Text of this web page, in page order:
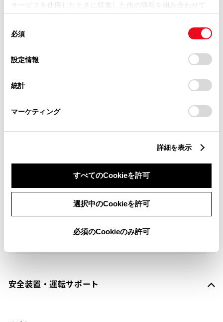
サービスを使用したときに収集した他の情報を組み合わせて
使用することがあります。当ウェブサイトの使用を続行する
デバイスにすべてのCookie(クッキー)が保存されることに同
意したことになります。Cookie(クッキー)のオプトアウト、
設定の変更、同意を撤回したりするにあたっては、当社の
「Cookie（クッキー）情報の取り扱いについて
」をご覧くだ
必須
設定情報
統計
マーケティング
詳細を表示
すべてのCookieを許可
選択中のCookieを許可
必須のCookieのみ許可
パワーウィンドウ
横滑防止装置
※ セットアップ費用は別途申し受けます
安全装置・運転サポート